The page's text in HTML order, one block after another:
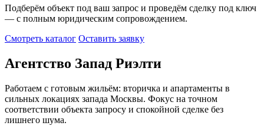
Подберём объект под ваш запрос и проведём сделку под ключ
— с полным юридическим сопровождением.
Смотреть каталог Оставить заявку
Агентство Запад Риэлти
Работаем с готовым жильём: вторичка и апартаменты в
сильных локациях запада Москвы. Фокус на точном
соответствии объекта запросу и спокойной сделке без
лишнего шума.